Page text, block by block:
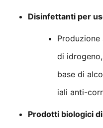
Disinfettanti per
di
base di
iali anti-
Prodotti biologici